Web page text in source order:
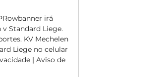
irá
v Standard Liege.
KV Mechelen
Liege no celular
| Aviso de